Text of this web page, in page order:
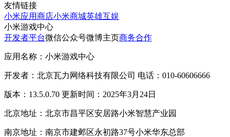
友情链接
小米应用商店小米商城英雄互娱
小米游戏中心
开发者平台微信公众号微博主页商务合作
应用名称：小米游戏中心
开发者：北京瓦力网络科技有限公司 电话：010-60606666
版本：13.5.0.70 更新时间：2025年3月24日
北京地址：北京市昌平区安居路小米智慧产业园
南京地址：南京市建邺区永初路37号小米华东总部